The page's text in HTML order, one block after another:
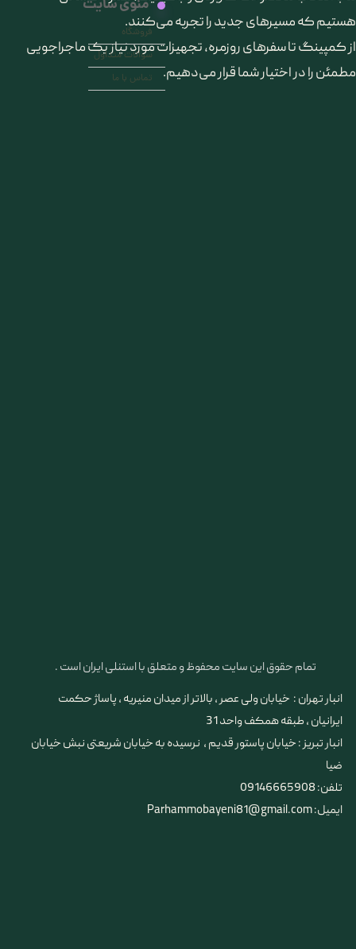
تمام حقوق این سایت محفوظ و متعلق با استنلی ایران است .
هستیم که مسیرهای جدید را تجربه می‌کنند.
از کمپینگ تا سفرهای روزمره، تجهیزات مورد نیاز یک ماجراجویی
مطمئن را در اختیار شما قرار می‌دهیم.
منوی سایت
فروشگاه
سوالات متداول
تماس با ما
انبار تهران : خیابان ولی عصر ، بالاتر از میدان منیریه ، پاساژ حکمت
ایرانیان ، طبقه همکف واحد 31
​​​​​​​انبار تبریز : خیابان پاستور قدیم ، نرسیده به خیابان شریعتی نبش خیابان
ضیا
تلفن: 09146665908
ایمیل: Parhammobayeni81@gmail.com